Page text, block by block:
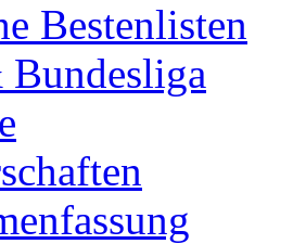
Bestenlisten
Bundesliga